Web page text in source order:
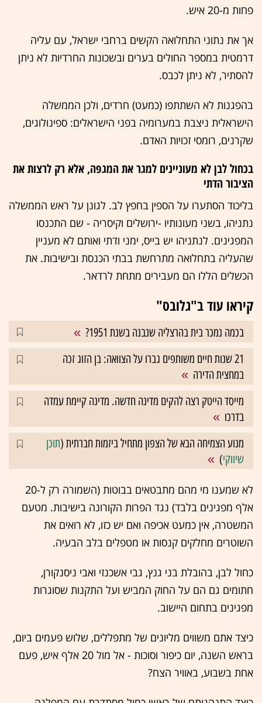
פחות מ-20 איש.
אך את נתוני התחלואה הקשים ברחבי ישראל, עם עליה
דרמטית במספר החולים בערים ובשכונות החרדיות לא ניתן
להסתיר, לא ניתן לכבס.
בהפגנות לא השתתפו (כמעט) חרדים, ולכן הממשלה
הישראלית ניצבת במערומיה בפני הישראלים: ספינולוגים,
שקרנים, רומסי זכויות האדם.
בכחול לבן לא מעוניינים למגר את המגפה, אלא רק לרצות את
הציבור הדתי
בליכוד הסתערו על הספין בחפץ לב. לגונן על ראש הממשלה
נתניהו, בשני מעונותיו -ירושלים וקיסריה - שם התכנסו
המפגינים. לנתניהו יש בייס, ימני ודתי ואותם לא מעניין
שהעליה בתחלואה מתרחשת בבתי הכנסת ובישיבות. את
הכשלים הללו הם מעבירים מתחת לרדאר.
קיראו עוד ב"גלובס"
בכמה נמכר בית בהרצליה שנבנה בשנת 1951?
21 שנות חיים משותפים גברו על הצוואה: בן הזוג זכה
במחצית הדירה
מייסד הייטק רצה להקים מדינה חדשה. מדינה קיימת עמדה
בדרכו
מנוע הצמיחה הבא של הצפון מתחיל ביזמות חברתית (תוכן
שיווקי)
לא שמענו מי מהם מתבטאים בבוטות (השמורה רק ל-20
אלף מפגינים בלבד) נגד הפרות הקורונה בישיבות. מטעם
המשטרה, אין כמעט אכיפה ואם יש כזו, לא רואים את
השוטרים מחלקים קנסות או מטפלים בלב הבעיה.
כחול לבן, בהובלת בני גנץ, גבי אשכנזי ואבי ניסנקורן,
חתומים גם הם על החוק המביש ועל התקנות שסוגרות
מפגינים בתחום היישוב.
כיצד אתם משווים מליונים של מתפללים, שלוש פעמים ביום,
בראש השנה, יום כיפור וסוכות - אל מול 20 אלף איש, פעם
אחת בשבוע, באוויר הצח?